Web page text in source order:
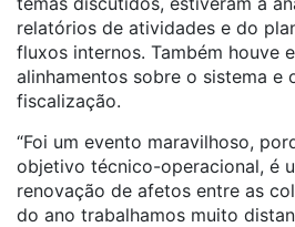
relatórios de atividades e do
fluxos internos. Também houve
alinhamentos sobre o sistema e
fiscalização.
“Foi um evento maravilhoso,
objetivo técnico-operacional, é
renovação de afetos entre as
do ano trabalhamos muito